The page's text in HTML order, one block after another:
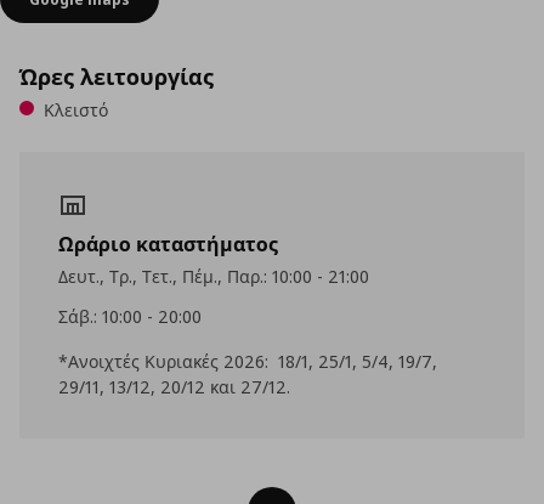
Ώρες λειτουργίας
Κλειστό
Ωράριο καταστήματος
Δευτ., Τρ., Τετ., Πέμ., Παρ.: 10:00 - 21:00
Σάβ.: 10:00 - 20:00
*Ανοιχτές Κυριακές 2026: 18/1, 25/1, 5/4, 19/7,
29/11, 13/12, 20/12 και 27/12.